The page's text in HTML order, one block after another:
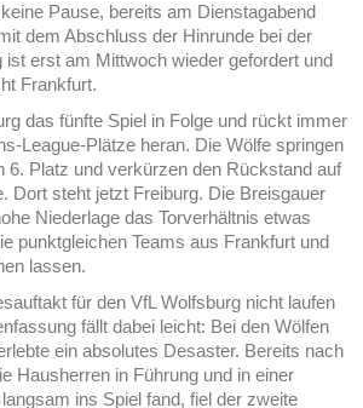
Pause, bereits am Dienstagabend
dem Abschluss der Hinrunde bei der
ist erst am Mittwoch wieder gefordert und
Frankfurt.
das fünfte Spiel in Folge und rückt immer
League-Plätze heran. Die Wölfe springen
6. Platz und verkürzen den Rückstand auf
Dort steht jetzt Freiburg. Die Breisgauer
Niederlage das Torverhältnis etwas
punktgleichen Teams aus Frankfurt und
lassen.
für den VfL Wolfsburg nicht laufen
fällt dabei leicht: Bei den Wölfen
ein absolutes Desaster. Bereits nach
Hausherren in Führung und in einer
ins Spiel fand, fiel der zweite